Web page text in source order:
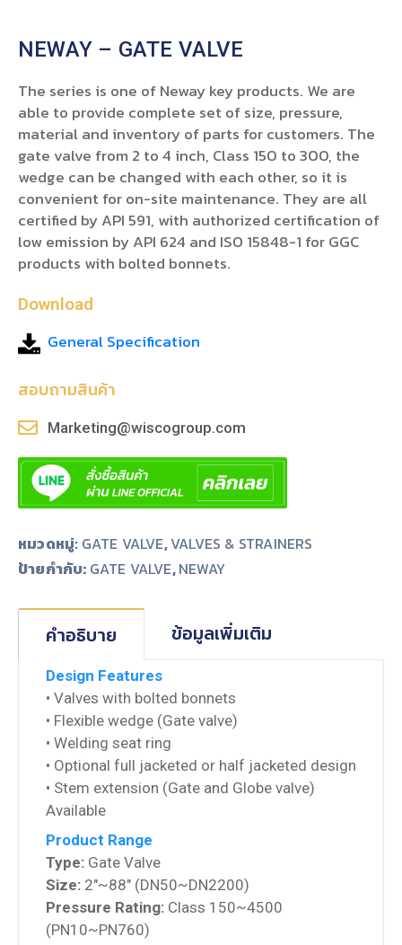
NEWAY – GATE VALVE
The series is one of Neway key products. We are
able to provide complete set of size, pressure,
material and inventory of parts for customers. The
gate valve from 2 to 4 inch, Class 150 to 300, the
wedge can be changed with each other, so it is
convenient for on-site maintenance. They are all
certified by API 591, with authorized certification of
low emission by API 624 and ISO 15848-1 for GGC
products with bolted bonnets.
Download
General Specification
สอบถามสินค้า
Marketing@wiscogroup.com
หมวดหมู่: GATE VALVE,VALVES & STRAINERS
ป้ายกำกับ: GATE VALVE,NEWAY
คำอธิบาย ข้อมูลเพิ่มเติม
Design Features
• Valves with bolted bonnets
• Flexible wedge (Gate valve)
• Welding seat ring
• Optional full jacketed or half jacketed design
• Stem extension (Gate and Globe valve)
Available
Product Range
Type: Gate Valve
Size: 2″~88″ (DN50~DN2200)
Pressure Rating: Class 150~4500
(PN10~PN760)